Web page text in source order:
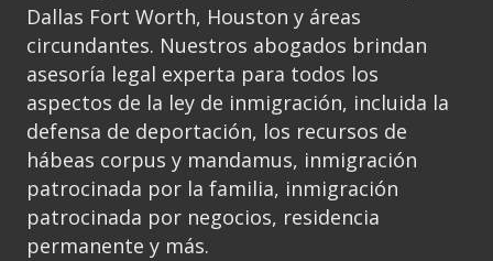
Dallas Fort Worth, Houston y áreas
circundantes. Nuestros abogados brindan
asesoría legal experta para todos los
aspectos de la ley de inmigración, incluida la
defensa de deportación, los recursos de
hábeas corpus y mandamus, inmigración
patrocinada por la familia, inmigración
patrocinada por negocios, residencia
permanente y más.